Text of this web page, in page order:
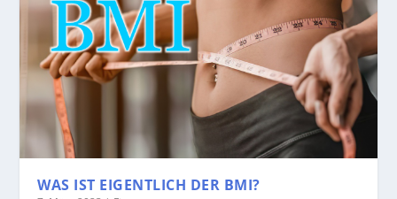
WAS IST EIGENTLICH DER BMI?